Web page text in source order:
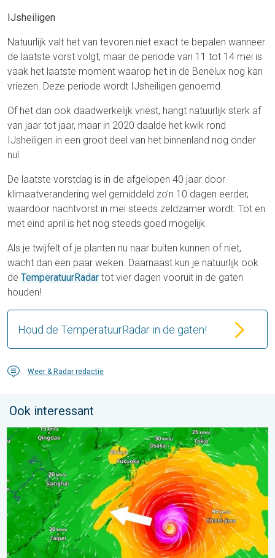
IJsheiligen
Natuurlijk valt het van tevoren niet exact te bepalen wanneer
de laatste vorst volgt, maar de periode van 11 tot 14 mei is
vaak het laatste moment waarop het in de Benelux nog kan
vriezen. Deze periode wordt IJsheiligen genoemd.
Of het dan ook daadwerkelijk vriest, hangt natuurlijk sterk af
van jaar tot jaar, maar in 2020 daalde het kwik rond
IJsheiligen in een groot deel van het binnenland nog onder
nul.
De laatste vorstdag is in de afgelopen 40 jaar door
klimaatverandering wel gemiddeld zo'n 10 dagen eerder,
waardoor nachtvorst in mei steeds zeldzamer wordt. Tot en
met eind april is het nog steeds goed mogelijk.
Als je twijfelt of je planten nu naar buiten kunnen of niet,
wacht dan een paar weken. Daarnaast kun je natuurlijk ook
de TemperatuurRadar tot vier dagen vooruit in de gaten
houden!
Houd de TemperatuurRadar in de gaten!
Weer & Radar redactie
Ook interessant
Tyfoon Dolphin op weg naar Japan. Veel regen en wind. . .